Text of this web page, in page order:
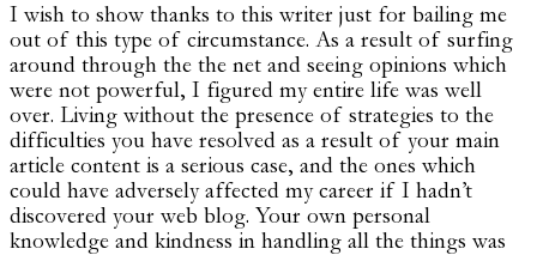
I wish to show thanks to this writer just for bailing me
out of this type of circumstance. As a result of surfing
around through the the net and seeing opinions which
were not powerful, I figured my entire life was well
over. Living without the presence of strategies to the
difficulties you have resolved as a result of your main
article content is a serious case, and the ones which
could have adversely affected my career if I hadn’t
discovered your web blog. Your own personal
knowledge and kindness in handling all the things was